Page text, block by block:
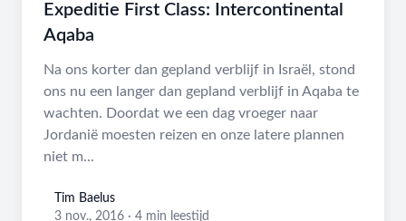
Expeditie First Class: Intercontinental
Aqaba
Na ons korter dan gepland verblijf in Israël, stond
ons nu een langer dan gepland verblijf in Aqaba te
wachten. Doordat we een dag vroeger naar
Jordanië moesten reizen en onze latere plannen
niet m...
Tim Baelus
Tim Baelus
3 nov., 2016 · 4 min leestijd